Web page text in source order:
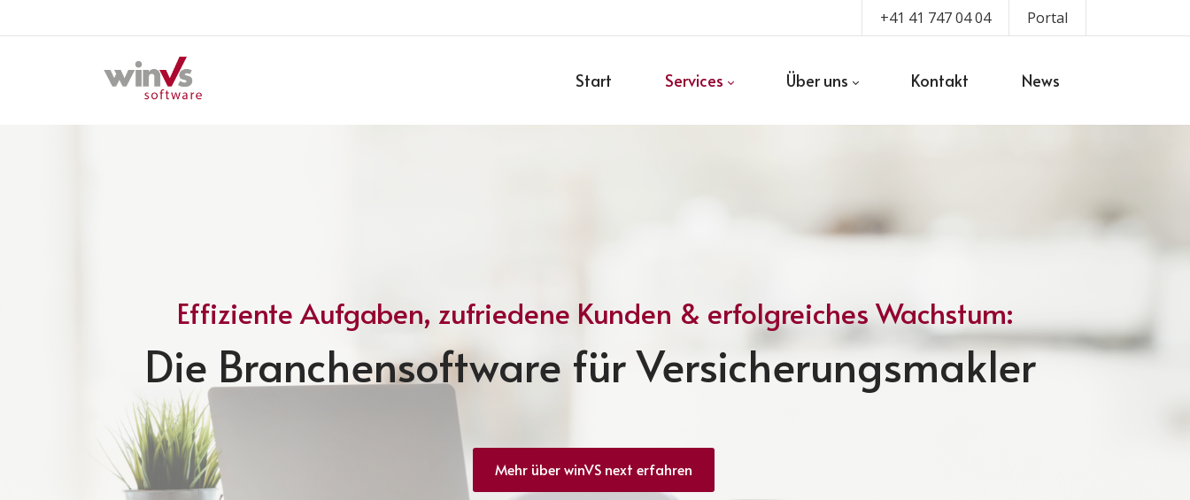
+41 41 747 04 04 Portal
Start Services Über uns Kontakt News
Effiziente Aufgaben, zufriedene Kunden & erfolgreiches Wachstum:
Die Branchensoftware für Versicherungsmakler
Mehr über winVS next erfahren